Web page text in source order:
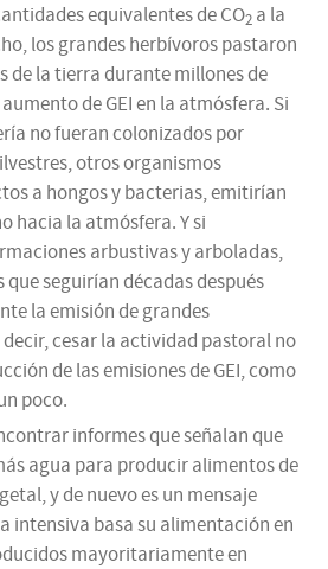
equivalentes de CO2 a la
los grandes herbívoros pastaron
de la tierra durante millones de
de GEI en la atmósfera. Si
no fueran colonizados por
otros organismos
a hongos y bacterias, emitirían
hacia la atmósfera. Y si
arbustivas y arboladas,
seguirían décadas después
la emisión de grandes
decir, cesar la actividad pastoral no
de las emisiones de GEI, como
poco.
informes que señalan que
agua para producir alimentos de
y de nuevo es un mensaje
intensiva basa su alimentación en
mayoritariamente en